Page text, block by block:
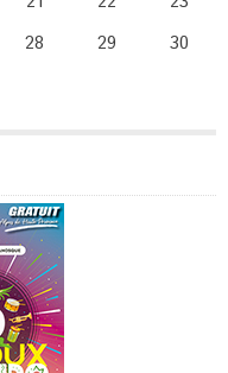
28 29
30